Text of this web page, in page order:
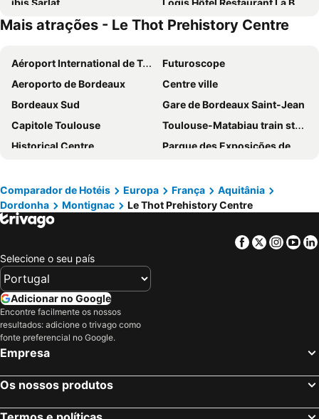
ibis Sarlat
Logis Hôtel Restaurant La Borie
The Originals City, Hôtel Albizia, Sarlat-la-Canéda
Hotel la Couleuvrine
Résidence Odalys Le Hameau du Moulin
Hotel de Paris
Lagrange Vacances Les Bastides de Lascaux
Les Glycines - Hôtel & Spa - Teritoria
Château de Puy Robert
Hotel Royal Vezere
Mais atrações - Le Thot Prehistory Centre
Aéroport International de Toulouse Blagnac
Futuroscope
Aeroporto de Bordeaux
Centre ville
Bordeaux Sud
Gare de Bordeaux Saint-Jean
Capitole Toulouse
Toulouse-Matabiau train station
Historical Centre
Parque des Exposições de Bordeaux-Lac
Le Rocher de Palmer
Cathédrale Saint-André
Station de Ski Saint-Lary
Bondes de Bordeaux
Lascaux II
Poitiers - Biard Airport
Gouffre de Padirac
Place des Quinconces
Gare de Poitiers
Stade Chaban-Delmas
Port d'Arcachon
Brive–Souillac Airport
Angoulême – Cognac International Airport
Bordeaux Maritime
Basilique Saint-Michel
Comparador de Hotéis Europa França
Aquitânia
Dordonha
Montignac Le Thot Prehistory Centre
Facebook
Twitter
Selecione o seu país
Adicionar no Google
Encontre facilmente os nossos
resultados: adicione o trivago como
fonte preferencial no Google.
Empresa
Os nossos produtos